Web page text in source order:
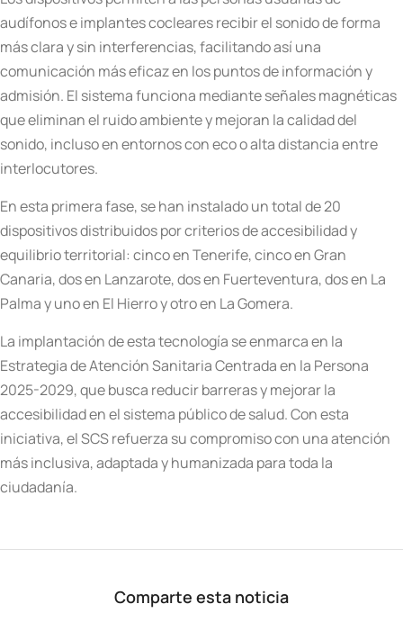
audífonos e implantes cocleares recibir el sonido de forma
más clara y sin interferencias, facilitando así una
comunicación más eficaz en los puntos de información y
admisión. El sistema funciona mediante señales magnéticas
que eliminan el ruido ambiente y mejoran la calidad del
sonido, incluso en entornos con eco o alta distancia entre
interlocutores.
En esta primera fase, se han instalado un total de 20
dispositivos distribuidos por criterios de accesibilidad y
equilibrio territorial: cinco en Tenerife, cinco en Gran
Canaria, dos en Lanzarote, dos en Fuerteventura, dos en La
Palma y uno en El Hierro y otro en La Gomera.
La implantación de esta tecnología se enmarca en la
Estrategia de Atención Sanitaria Centrada en la Persona
2025-2029, que busca reducir barreras y mejorar la
accesibilidad en el sistema público de salud. Con esta
iniciativa, el SCS refuerza su compromiso con una atención
más inclusiva, adaptada y humanizada para toda la
ciudadanía.
Comparte esta noticia